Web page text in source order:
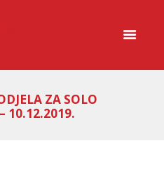
ZA SOLO
10.12.2019.